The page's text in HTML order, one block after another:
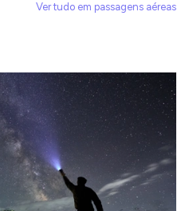
Ver tudo em passagens aéreas